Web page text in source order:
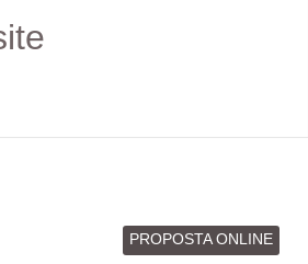
PROPOSTA ONLINE